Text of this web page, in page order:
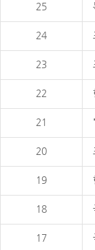
25
24
23
22
21
20
19
18
17